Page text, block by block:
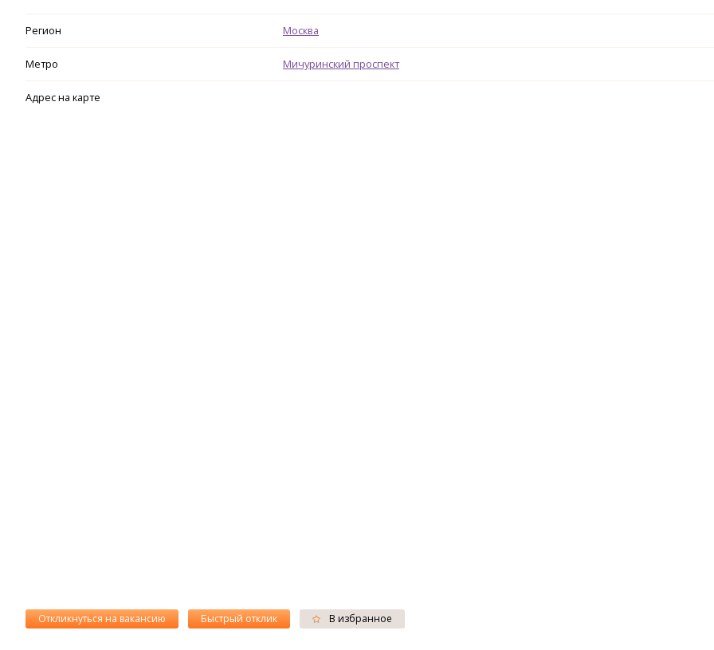
Регион Москва
Метро Мичуринский проспект
Адрес на карте
Откликнуться на вакансию Быстрый отклик В избранное